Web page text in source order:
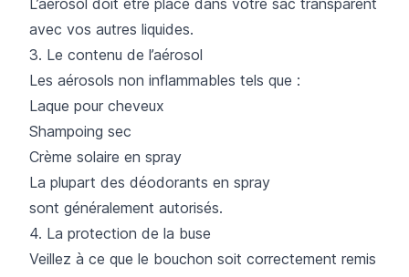
avec vos autres liquides.
3. Le contenu de l’aérosol
Les aérosols non inflammables tels que :
Laque pour cheveux
Shampoing sec
Crème solaire en spray
La plupart des déodorants en spray
sont généralement autorisés.
4. La protection de la buse
Veillez à ce que le bouchon soit correctement remis